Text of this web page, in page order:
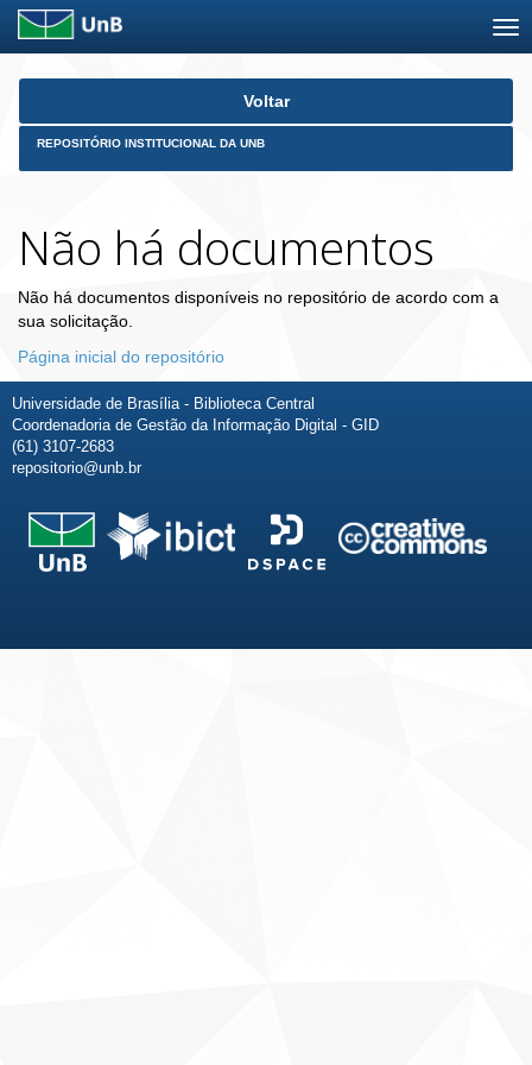
Skip
Voltar
REPOSITÓRIO INSTITUCIONAL DA UNB
Não há documentos
Não há documentos disponíveis no repositório de acordo com a
sua solicitação.
Página inicial do repositório
Universidade de Brasília - Biblioteca Central
Coordenadoria de Gestão da Informação Digital - GID
(61) 3107-2683
repositorio@unb.br